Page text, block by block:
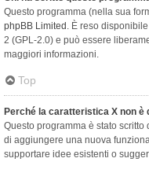
Questo programma (nella sua
phpBB Limited . È reso
2 (GPL-2.0) e può essere
maggiori informazioni.
Top
Perché la caratteristica X non è
Questo programma è stato
di aggiungere una nuova
supportare idee esistenti o